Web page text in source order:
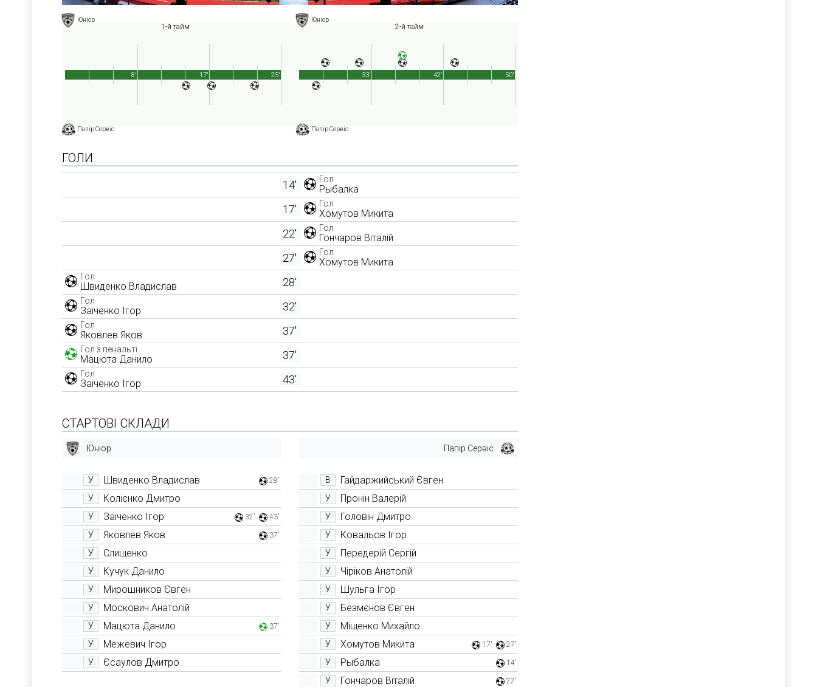
Юніор
1-й тайм
Папір Сервіс
25'
8' 17'
Юніор
2-й тайм
Папір Сервіс
50'
33' 42'
ГОЛИ
14' Гол
Рыбалка
17' Гол
Хомутов Микита
22' Гол
Гончаров Віталій
27' Гол
Хомутов Микита
Гол
Швиденко Владислав 28'
Гол
Заіченко Ігор 32'
Гол
Яковлев Яков 37'
Гол з пенальті
Мацюта Данило 37'
Гол
Заіченко Ігор 43'
СТАРТОВІ СКЛАДИ
Юніор
У Швиденко Владислав 28'
У Колієнко Дмитро
У Заіченко Ігор 32' 43'
У Яковлев Яков 37'
У Слищенко
У Кучук Данило
У Мирошников Євген
У Москович Анатолій
У Мацюта Данило 37'
У Межевич Ігор
У Єсаулов Дмитро
Папір Сервіс
В Гайдаржийський Євген
У Пронін Валерій
У Головін Дмитро
У Ковальов Ігор
У Передерій Сергій
У Чіріков Анатолій
У Шульга Ігор
У Безмєнов Євген
У Міщенко Михайло
У Хомутов Микита 17' 27'
У Рыбалка 14'
У Гончаров Віталій 22'